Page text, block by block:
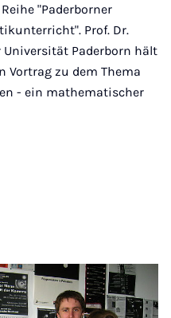
"Paderborner
Prof. Dr.
Paderborn hält
Vortrag zu dem Thema
- ein mathematischer